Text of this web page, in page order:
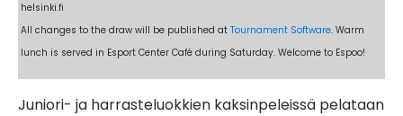
helsinki.fi
All changes to the draw will be published at Tournament Software. Warm
lunch is served in Esport Center Café during Saturday. Welcome to Espoo!
Juniori- ja harrasteluokkien kaksinpeleissä pelataan